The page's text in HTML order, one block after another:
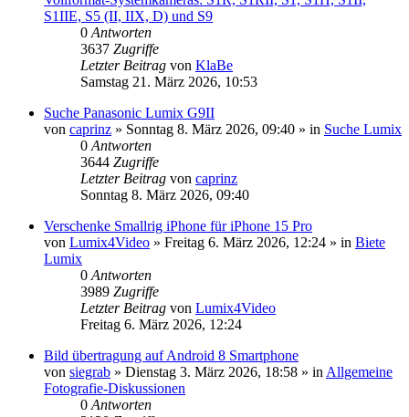
S1IIE, S5 (II, IIX, D) und S9
0 Antworten
3637 Zugriffe
Letzter Beitrag von KlaBe
Samstag 21. März 2026, 10:53
Suche Panasonic Lumix G9II
von caprinz » Sonntag 8. März 2026, 09:40 » in Suche Lumix
0 Antworten
3644 Zugriffe
Letzter Beitrag von caprinz
Sonntag 8. März 2026, 09:40
Verschenke Smallrig iPhone für iPhone 15 Pro
von Lumix4Video » Freitag 6. März 2026, 12:24 » in Biete
Lumix
0 Antworten
3989 Zugriffe
Letzter Beitrag von Lumix4Video
Freitag 6. März 2026, 12:24
Bild übertragung auf Android 8 Smartphone
von siegrab » Dienstag 3. März 2026, 18:58 » in Allgemeine
Fotografie-Diskussionen
0 Antworten